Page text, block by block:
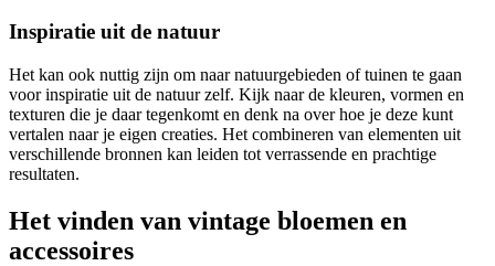
Inspiratie uit de natuur
Het kan ook nuttig zijn om naar natuurgebieden of tuinen te gaan
voor inspiratie uit de natuur zelf. Kijk naar de kleuren, vormen en
texturen die je daar tegenkomt en denk na over hoe je deze kunt
vertalen naar je eigen creaties. Het combineren van elementen uit
verschillende bronnen kan leiden tot verrassende en prachtige
resultaten.
Het vinden van vintage bloemen en
accessoires